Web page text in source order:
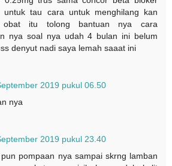
untuk tau cara untuk menghilang kan
obat itu tolong bantuan nya cara
nya soal nya udah 4 bulan ini belum
denyut nadi saya lemah saaat ini
2019 pukul 06.50
nya
2019 pukul 23.40
pompaan nya sampai skrng lamban